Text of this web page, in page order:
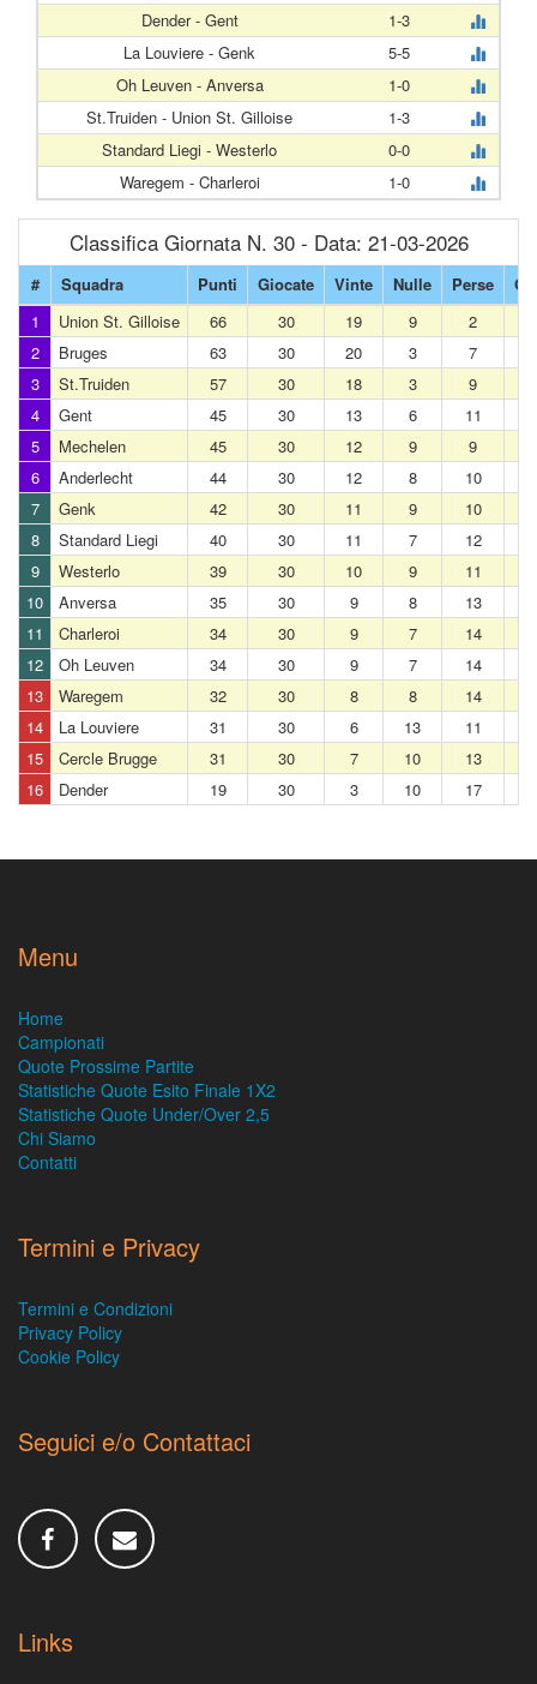
Dender - Gent
1-3
La Louviere - Genk
5-5
Oh Leuven - Anversa
1-0
St.Truiden - Union St. Gilloise
1-3
Standard Liegi - Westerlo
0-0
Waregem - Charleroi
1-0
Classifica Giornata N. 30 - Data: 21-03-2026
# Squadra Punti Giocate Vinte Nulle Perse
1
Union St. Gilloise 66 30 19 9
2
2
Bruges 63 30 20 3
7
3
St.Truiden 57 30 18 3
9
4
Gent 45 30 13 6
11
5
Mechelen 45 30 12 9
9
6
Anderlecht 44 30 12 8
10
7
Genk 42 30 11 9
10
8
Standard Liegi 40 30 11 7
12
9
Westerlo 39 30 10 9
11
10
Anversa 35 30 9 8
13
11
Charleroi 34 30 9 7
14
12
Oh Leuven 34 30 9 7
14
13
Waregem 32 30 8 8
14
14
La Louviere 31 30 6 13
11
15
Cercle Brugge 31 30 7 10
13
16
Dender 19 30 3 10 17
Menu
Home
Campionati
Quote Prossime Partite
Statistiche Quote Esito Finale 1X2
Statistiche Quote Under/Over 2,5
Chi Siamo
Contatti
Termini e Privacy
Termini e Condizioni
Privacy Policy
Cookie Policy
Seguici e/o Contattaci
Links